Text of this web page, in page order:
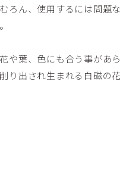
ろん、使用するには問題な
や葉、色にも合う事があら
り出され生まれる白磁の花